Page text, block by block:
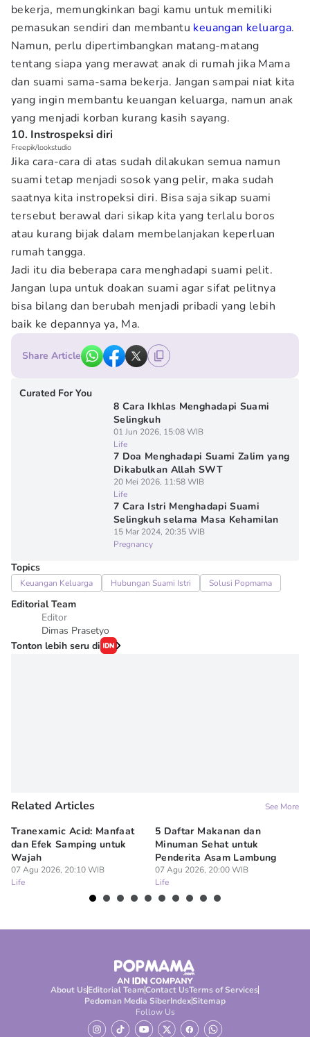
bekerja, memungkinkan bagi kamu untuk memiliki
pemasukan sendiri dan membantu keuangan keluarga.
Namun, perlu dipertimbangkan matang-matang
tentang siapa yang merawat anak di rumah jika Mama
dan suami sama-sama bekerja. Jangan sampai niat kita
yang ingin membantu keuangan keluarga, namun anak
yang menjadi korban kurang kasih sayang.
10. Instrospeksi diri
Freepik/lookstudio
Jika cara-cara di atas sudah dilakukan semua namun
suami tetap menjadi sosok yang pelir, maka sudah
saatnya kita instropeksi diri. Bisa saja sikap suami
tersebut berawal dari sikap kita yang terlalu boros
atau kurang bijak dalam membelanjakan keperluan
rumah tangga.
Jadi itu dia beberapa cara menghadapi suami pelit.
Jangan lupa untuk doakan suami agar sifat pelitnya
bisa bilang dan berubah menjadi pribadi yang lebih
baik ke depannya ya, Ma.
Share Article
Curated For You
8 Cara Ikhlas Menghadapi Suami
Selingkuh
01 Jun 2026, 15:08 WIB
Life
7 Doa Menghadapi Suami Zalim yang
Dikabulkan Allah SWT
20 Mei 2026, 11:58 WIB
Life
7 Cara Istri Menghadapi Suami
Selingkuh selama Masa Kehamilan
15 Mar 2024, 20:35 WIB
Pregnancy
Topics
Keuangan Keluarga Hubungan Suami Istri Solusi Popmama
Editorial Team
Editor
Dimas Prasetyo
Tonton lebih seru di
Related Articles See More
Tranexamic Acid: Manfaat
dan Efek Samping untuk
Wajah
07 Agu 2026, 20:10 WIB
Life
5 Daftar Makanan dan
Minuman Sehat untuk
Penderita Asam Lambung
07 Agu 2026, 20:00 WIB
Life
About UsEditorial TeamContact UsTerms of Services
Pedoman Media SiberIndexSitemap
Follow Us